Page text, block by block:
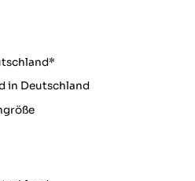
in Deutschland